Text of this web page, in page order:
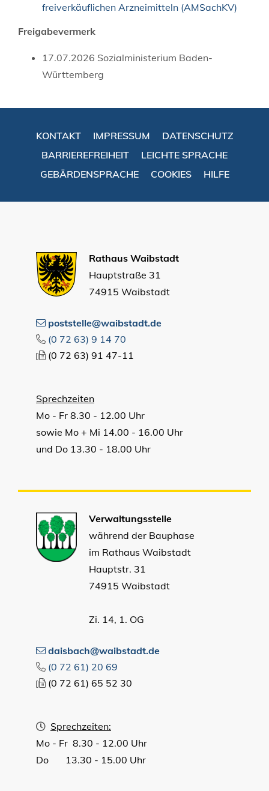
freiverkäuflichen Arzneimitteln (AMSachKV)
Freigabevermerk
17.07.2026 Sozialministerium Baden-
Württemberg
KONTAKT IMPRESSUM
DATENSCHUTZ
BARRIEREFREIHEIT
LEICHTE SPRACHE
GEBÄRDENSPRACHE
COOKIES HILFE
Rathaus Waibstadt
Hauptstraße 31
74915 Waibstadt
poststelle@waibstadt.de
(0 72 63) 9 14 70
(0 72 63) 91 47-11
Sprechzeiten
Mo - Fr 8.30 - 12.00 Uhr
sowie Mo + Mi 14.00 - 16.00 Uhr
und Do 13.30 - 18.00 Uhr
Verwaltungsstelle
während der Bauphase
im Rathaus Waibstadt
Hauptstr. 31
74915 Waibstadt
Zi. 14, 1. OG
daisbach@waibstadt.de
(0 72 61) 20 69
(0 72 61) 65 52 30
Sprechzeiten:
Mo - Fr 8.30 - 12.00 Uhr
Do 13.30 - 15.00 Uhr